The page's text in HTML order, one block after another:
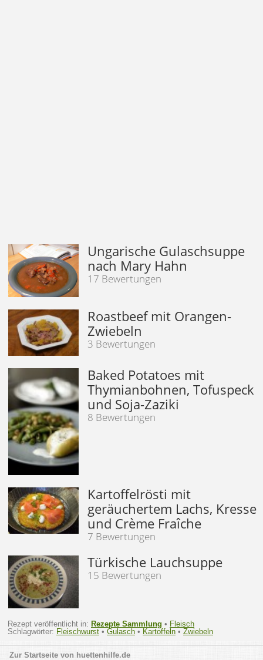
Ungarische Gulaschsuppe
nach Mary Hahn
17 Bewertungen
Roastbeef mit Orangen-
Zwiebeln
3 Bewertungen
Baked Potatoes mit
Thymianbohnen, Tofuspeck
und Soja-Zaziki
8 Bewertungen
Kartoffelrösti mit
geräuchertem Lachs, Kresse
und Crème Fraîche
7 Bewertungen
Türkische Lauchsuppe
15 Bewertungen
Rezept veröffentlicht in: Rezepte Sammlung • Fleisch
Schlagwörter: Fleischwurst • Gulasch • Kartoffeln • Zwiebeln
huettenhilfe.de